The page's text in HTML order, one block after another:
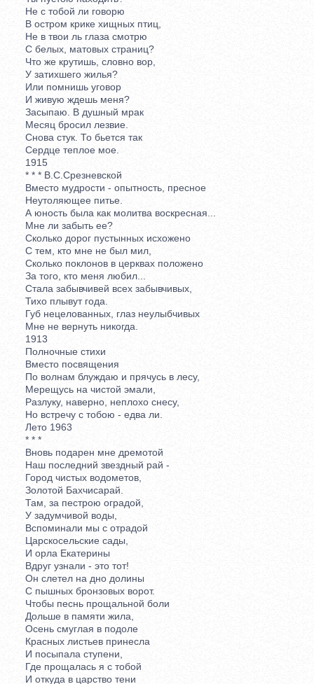
Не с тобой ли говорю
В остром крике хищных птиц,
Не в твои ль глаза смотрю
С белых, матовых страниц?
Что же крутишь, словно вор,
У затихшего жилья?
Или помнишь уговор
И живую ждешь меня?
Засыпаю. В душный мрак
Месяц бросил лезвие.
Снова стук. То бьется так
Сердце теплое мое.
1915
* * * В.С.Срезневской
Вместо мудрости - опытность, пресное
Неутоляющее питье.
А юность была как молитва воскресная...
Мне ли забыть ее?
Сколько дорог пустынных исхожено
С тем, кто мне не был мил,
Сколько поклонов в церквах положено
За того, кто меня любил...
Стала забывчивей всех забывчивых,
Тихо плывут года.
Губ нецелованных, глаз неулыбчивых
Мне не вернуть никогда.
1913
Полночные стихи
Вместо посвящения
По волнам блуждаю и прячусь в лесу,
Мерещусь на чистой эмали,
Разлуку, наверно, неплохо снесу,
Но встречу с тобою - едва ли.
Лето 1963
* * *
Вновь подарен мне дремотой
Наш последний звездный рай -
Город чистых водометов,
Золотой Бахчисарай.
Там, за пестрою оградой,
У задумчивой воды,
Вспоминали мы с отрадой
Царскосельские сады,
И орла Екатерины
Вдруг узнали - это тот!
Он слетел на дно долины
С пышных бронзовых ворот.
Чтобы песнь прощальной боли
Дольше в памяти жила,
Осень смуглая в подоле
Красных листьев принесла
И посыпала ступени,
Где прощалась я с тобой
И откуда в царство тени